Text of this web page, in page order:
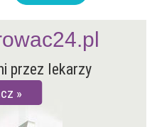
przez lekarzy